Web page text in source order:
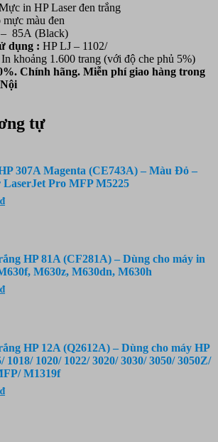
in HP Laser đen trắng
mực màu đen
85A (Black)
dụng : HP LJ – 1102/
In khoảng 1.600 trang (với độ che phủ 5%)
Chính hãng. Miễn phí giao hàng trong
tự
307A Magenta (CE743A) – Màu Đỏ –
Pro MFP M5225
₫Giá
HP 81A (CF281A) – Dùng cho máy in
M630z, M630dn, M630h
₫Giá
HP 12A (Q2612A) – Dùng cho máy HP
1018/ 1020/ 1022/ 3020/ 3030/ 3050/ 3050Z/
M1319f
₫Giá